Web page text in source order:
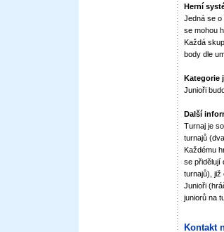
Herní
Jedná se
se mohou
Každá
body dle
Kategorie
Junioři
Další
Turnaj je
turnajů
Každému
se přidělují
turnajů), již
Junioři
juniorů na
Kontakt